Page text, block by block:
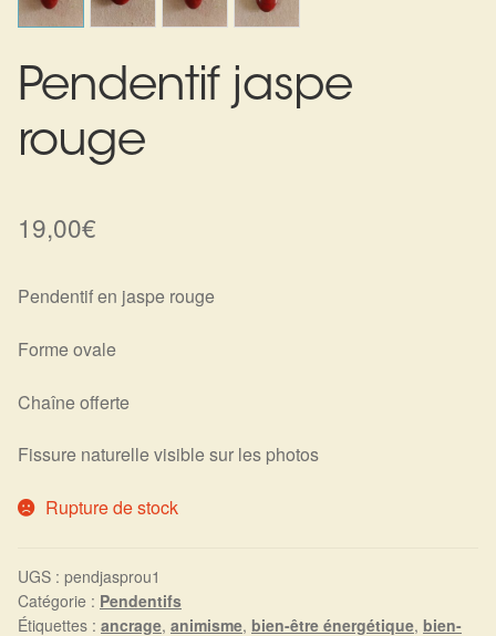
Harmonisation de l’être
Harmonisation des lieux
Soin beauté
Ésotérisme : les pratiques spirituelles du monde invisible
Arts Divinatoires : Percez les Mystères de l’Invisible
Protection énergétique : Trouvez votre bouclier
Pendentif jaspe
rouge
19,00€
Pendentif en jaspe rouge
Forme ovale
Chaîne offerte
Fissure naturelle visible sur les photos
Rupture de stock
UGS : pendjasprou1
Catégorie : Pendentifs
Étiquettes : ancrage, animisme, bien-être énergétique, bien-